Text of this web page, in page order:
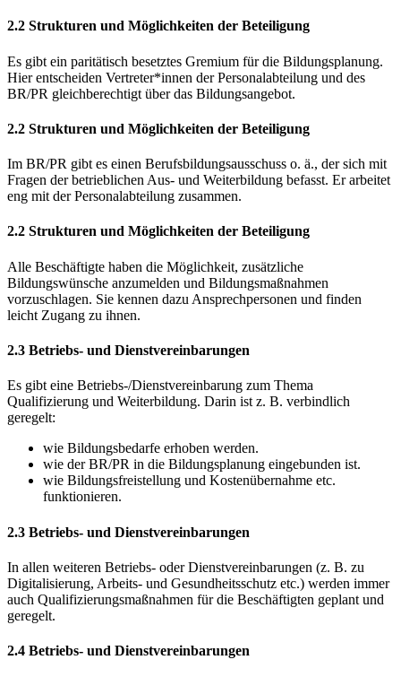
2.2 Strukturen und Möglichkeiten der Beteiligung
Es gibt ein paritätisch besetztes Gremium für die Bildungsplanung.
Hier entscheiden Vertreter*innen der Personalabteilung und des
BR/PR gleichberechtigt über das Bildungsangebot.
2.2 Strukturen und Möglichkeiten der Beteiligung
Im BR/PR gibt es einen Berufsbildungsausschuss o. ä., der sich mit
Fragen der betrieblichen Aus- und Weiterbildung befasst. Er arbeitet
eng mit der Personalabteilung zusammen.
2.2 Strukturen und Möglichkeiten der Beteiligung
Alle Beschäftigte haben die Möglichkeit, zusätzliche
Bildungswünsche anzumelden und Bildungsmaßnahmen
vorzuschlagen. Sie kennen dazu Ansprechpersonen und finden
leicht Zugang zu ihnen.
2.3 Betriebs- und Dienstvereinbarungen
Es gibt eine Betriebs-/Dienstvereinbarung zum Thema
Qualifizierung und Weiterbildung. Darin ist z. B. verbindlich
geregelt:
wie Bildungsbedarfe erhoben werden.
wie der BR/PR in die Bildungsplanung eingebunden ist.
wie Bildungsfreistellung und Kostenübernahme etc.
funktionieren.
2.3 Betriebs- und Dienstvereinbarungen
In allen weiteren Betriebs- oder Dienstvereinbarungen (z. B. zu
Digitalisierung, Arbeits- und Gesundheitsschutz etc.) werden immer
auch Qualifizierungsmaßnahmen für die Beschäftigten geplant und
geregelt.
2.4 Betriebs- und Dienstvereinbarungen